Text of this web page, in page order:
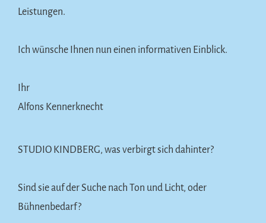
Leistungen.
Ich wünsche Ihnen nun einen informativen Einblick.
Ihr
Alfons Kennerknecht
STUDIO KINDBERG, was verbirgt sich dahinter?
Sind sie auf der Suche nach Ton und Licht, oder
Bühnenbedarf?